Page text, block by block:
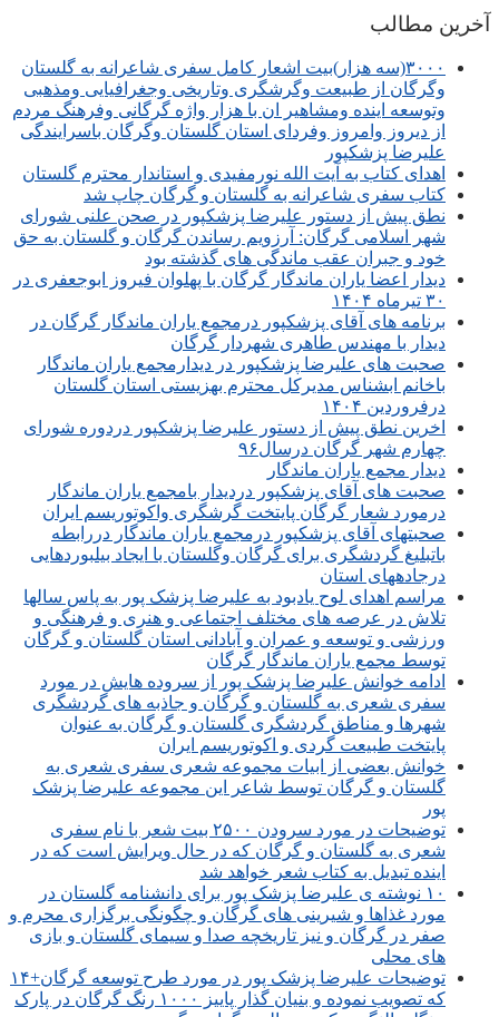
آخرین مطالب
۳۰۰۰(سه هزار)بیت اشعار کامل سفری شاعرانه به گلستان
وگرگان از طبیعت وگرشگری وتاریخی وجغرافیایی ومذهبی
وتوسعه اینده ومشاهیر ان با هزار واژه گرگانی وفرهنگ مردم
از دیروز وامروز وفردای استان گلستان وگرگان باسرایندگی
علیرضا پزشکپور
اهدای کتاب به آیت الله نورمفیدی و استاندار محترم گلستان
کتاب سفری شاعرانه به گلستان و گرگان چاپ شد
نطق پیش از دستور علیرضا پزشکپور در صحن علنی شورای
شهر اسلامی گرگان: آرزویم رساندن گرگان و گلستان به حق
خود و جبران عقب ماندگی های گذشته بود
دیدار اعضا یاران ماندگار گرگان با پهلوان فیروز ابوجعفری در
۳۰ تیرماه ۱۴۰۴
برنامه های آقای پزشکپور درمجمع یاران ماندگار گرگان در
دیدار با مهندس طاهری شهردار گرگان
صحبت های علیرضا پزشکپور در دیدارمجمع یاران ماندگار
باخانم ابشناس مدیرکل محترم بهزیستی استان گلستان
درفروردین ۱۴۰۴
اخرین نطق پیش از دستور علیرضا پزشکپور دردوره شورای
چهارم شهر گرگان درسال۹۶
دیدار مجمع یاران ماندگار
صحبت های آقای پزشکپور دردیدار بامجمع یاران ماندگار
درمورد شعار گرگان پایتخت گرشگری واکوتوریسم ایران
صحبتهای آقای پزشکپور درمجمع یاران ماندگار دررابطه
باتبلیغ گردشگری برای گرگان وگلستان با ایجاد بیلبوردهایی
درجادههای استان
مراسم اهدای لوح یادبود به علیرضا پزشک پور به پاس سالها
تلاش در عرصه های مختلف اجتماعی و هنری و فرهنگی و
ورزشی و توسعه و عمران و آبادانی استان گلستان و گرگان
توسط مجمع یاران ماندگار گرگان
ادامه خوانش علیرضا پزشک پور از سروده هایش در مورد
سفری شعری به گلستان و گرگان و جاذبه های گردشگری
شهرها و مناطق گردشگری گلستان و گرگان به عنوان
پایتخت طبیعت گردی و اکوتوریسم ایران
خوانش بعضی از ابیات مجموعه شعری سفری شعری به
گلستان و گرگان توسط شاعر این مجموعه علیرضا پزشک
پور
توضیحات در مورد سرودن ۲۵۰۰ بیت شعر با نام سفری
شعری به گلستان و گرگان که در حال ویرایش است که در
اینده تبدیل به کتاب شعر خواهد شد
۱۰ نوشته ی علیرضا پزشک پور برای دانشنامه گلستان در
مورد غذاها و شیرینی های گرگان و چگونگی برگزاری محرم و
صفر در گرگان و نیز تاریخچه صدا و سیمای گلستان و بازی
های محلی
توضیحات علیرضا پزشک پور در مورد طرح توسعه گرگان+۱۴
که تصویب نموده و بنیان گذار پاییز ۱۰۰۰ رنگ گرگان در پارک